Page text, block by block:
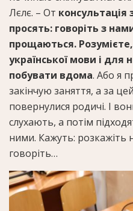
Лєлє. – От консультація
просять: говоріть з
прощаються.
української мови і для
побувати вдома. Або я
закінчую заняття, а за
повернулися родичі. І
слухають, а потім
ними. Кажуть:
говоріть…